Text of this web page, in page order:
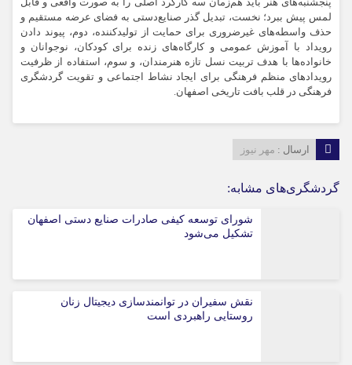
پنجشنبه‌های هنر باید هم‌زمان سه کارکرد اصلی را به صورت واقعی و قابل
لمس پیش ببرد؛ نخست، تبدیل گذر صنایع‌دستی به فضای عرضه مستقیم و
حذف واسطه‌های غیرضروری برای حمایت از تولیدکننده، دوم، پیوند دادن
رویداد با آموزش عمومی و کارگاه‌های زنده برای کودکان، نوجوانان و
خانواده‌ها با هدف تربیت نسل تازه هنرمندان، و سوم، استفاده از ظرفیت
رویدادهای منظم فرهنگی برای ایجاد نشاط اجتماعی و تقویت گردشگری
فرهنگی در قلب بافت تاریخی اصفهان.
ارسال : مهر نیوز
گردشگری‌های مشابه:
شورای توسعه کیفی صادرات صنایع دستی اصفهان
تشکیل می‌شود
نقش سفیران در توانمندسازی دیجیتال زنان
روستایی راهبردی است